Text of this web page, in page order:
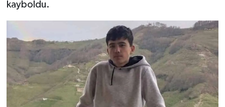
kayboldu.
Ulusal Haberler
Teknoloji Haberleri
Siyaset Haberleri